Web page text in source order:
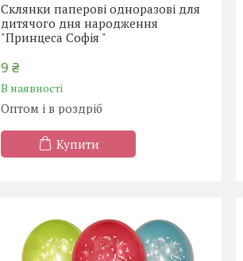
Склянки паперові одноразові для
дитячого дня народження
"Принцеса Софія "
9 ₴
В наявності
Оптом і в роздріб
Купити